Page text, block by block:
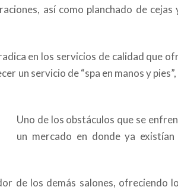
así como planchado de
en los servicios de calidad que
un servicio de “spa en manos y
Uno de los obstáculos que se
un mercado en donde ya
de los demás salones, ofreciendo